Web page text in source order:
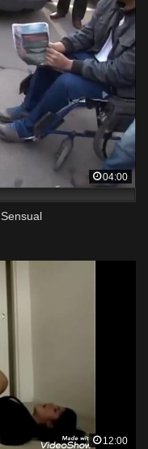
04:00
12:00